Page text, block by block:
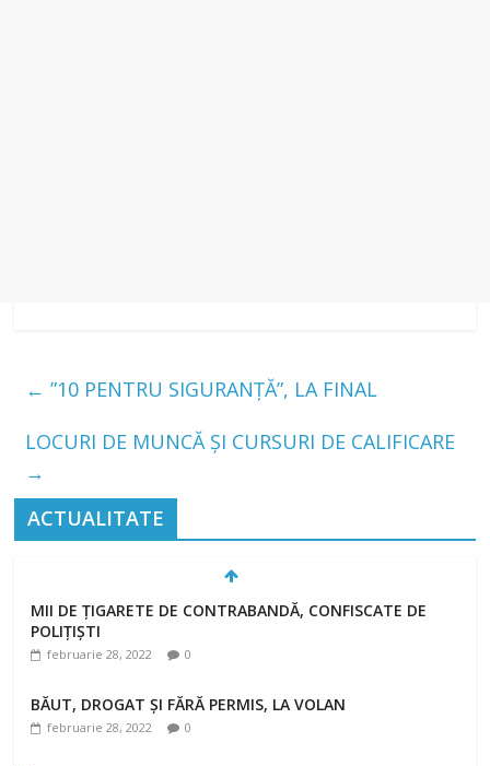
← ”10 PENTRU SIGURANȚĂ”, LA FINAL
LOCURI DE MUNCĂ ȘI CURSURI DE CALIFICARE
→
ACTUALITATE
MII DE ȚIGARETE DE CONTRABANDĂ, CONFISCATE DE
POLIȚIȘTI
februarie 28, 2022 0
BĂUT, DROGAT ȘI FĂRĂ PERMIS, LA VOLAN
februarie 28, 2022 0